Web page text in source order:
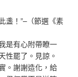
！”–（節選《素
是有心附帶瞭一
性罷了。見諒。
。謝謝造化，給